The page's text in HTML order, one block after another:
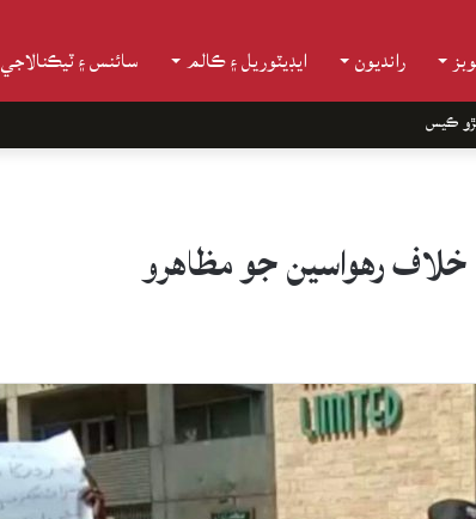
رانديون ايڊيٽوريل ۽ ڪالم سائنس ۽ ٽيڪنالاجي
ڪيس
خلاف رهواسين جو مظاهرو